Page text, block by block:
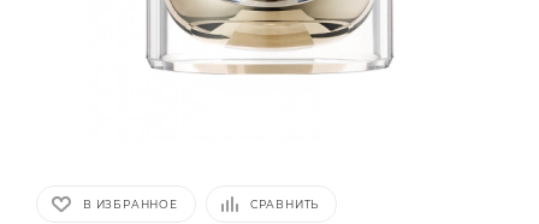
В ИЗБРАННОЕ СРАВНИТЬ